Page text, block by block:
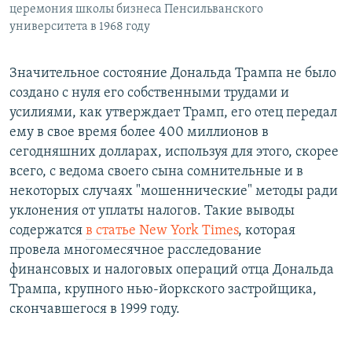
Русский
церемония школы бизнеса Пенсильванского
университета в 1968 году
Значительное состояние Дональда Трампа не было
создано с нуля его собственными трудами и
усилиями, как утверждает Трамп, его отец передал
ему в свое время более 400 миллионов в
сегодняшних долларах, используя для этого, скорее
всего, с ведома своего сына сомнительные и в
некоторых случаях "мошеннические" методы ради
уклонения от уплаты налогов. Такие выводы
содержатся в статье New York Times, которая
провела многомесячное расследование
финансовых и налоговых операций отца Дональда
Трампа, крупного нью-йоркского застройщика,
скончавшегося в 1999 году.